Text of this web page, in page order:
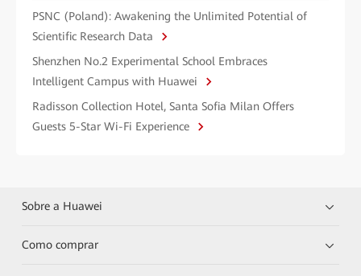
PSNC (Poland): Awakening the Unlimited Potential of
Scientific Research Data
Shenzhen No.2 Experimental School Embraces
Intelligent Campus with Huawei
Radisson Collection Hotel, Santa Sofia Milan Offers
Guests 5-Star Wi-Fi Experience
Sobre a Huawei
Como comprar